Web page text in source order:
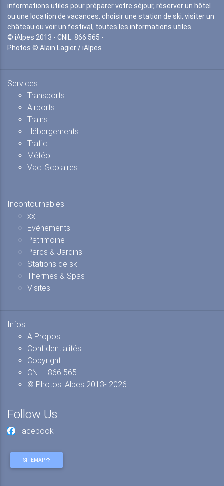
informations utiles pour préparer votre séjour, réserver un hôtel
ou une location de vacances, choisir une station de ski, visiter un
château ou voir un festival, toutes les informations utiles.
© iAlpes 2013 - CNIL: 866 565 -
Photos © Alain Lagier / iAlpes
Services
Transports
Airports
Trains
Hébergements
Trafic
Météo
Vac. Scolaires
Incontournables
xx
Evénements
Patrimoine
Parcs & Jardins
Stations de ski
Thermes & Spas
Visites
Infos
A Propos
Confidentialités
Copyright
CNIL: 866 565
© Photos iAlpes 2013- 2026
Follow Us
Facebook
SITEMAP